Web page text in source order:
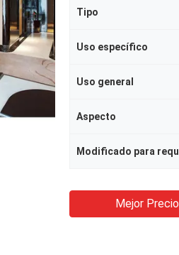
Tipo
Uso específico
Uso general
Aspecto
Mejor Precio